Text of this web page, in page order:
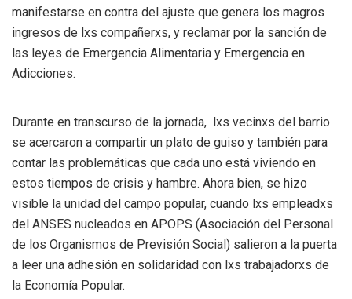
manifestarse en contra del ajuste que genera los magros
ingresos de lxs compañerxs, y reclamar por la sanción de
las leyes de Emergencia Alimentaria y Emergencia en
Adicciones.
Durante en transcurso de la jornada, lxs vecinxs del barrio
se acercaron a compartir un plato de guiso y también para
contar las problemáticas que cada uno está viviendo en
estos tiempos de crisis y hambre. Ahora bien, se hizo
visible la unidad del campo popular, cuando lxs empleadxs
del ANSES nucleados en APOPS (Asociación del Personal
de los Organismos de Previsión Social) salieron a la puerta
a leer una adhesión en solidaridad con lxs trabajadorxs de
la Economía Popular.